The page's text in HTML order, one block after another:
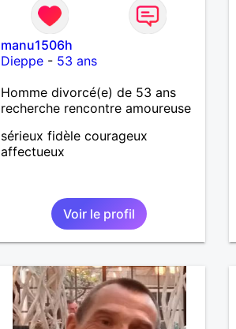
manu1506h
Dieppe- 53 ans
Homme divorcé(e) de 53 ans
recherche rencontre amoureuse
sérieux fidèle courageux
affectueux
Voir le profil